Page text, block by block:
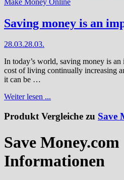
Saving money is an
28.03.28.03.
In today’s world, saving money is
cost of living continually increasing
it can be …
Weiter lesen ...
Produkt Vergleiche zu Save
Save Money.com
Informationen